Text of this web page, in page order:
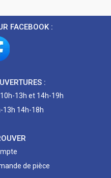
FACEBOOK :
:
13h et 14h-19h
13h 14h-18h
de pièce